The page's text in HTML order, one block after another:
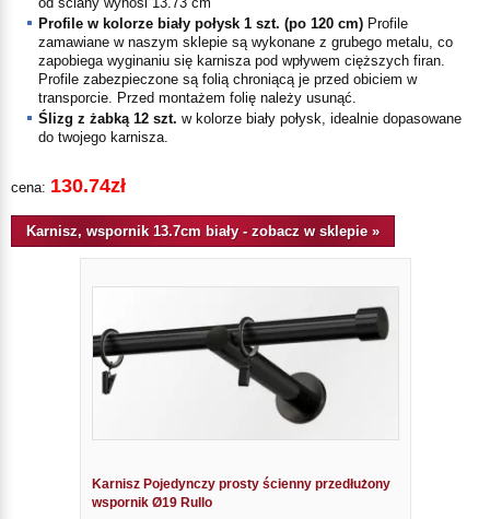
Profile w kolorze biały połysk 1 szt. (po 120 cm) Profile
zamawiane w naszym sklepie są wykonane z grubego metalu, co
zapobiega wyginaniu się karnisza pod wpływem cięższych firan.
Profile zabezpieczone są folią chroniącą je przed obiciem w
transporcie. Przed montażem folię należy usunąć.
Ślizg z żabką 12 szt. w kolorze biały połysk, idealnie dopasowane
do twojego karnisza.
cena: 130.74zł
Karnisz, wspornik 13.7cm biały - zobacz w sklepie »
Karnisz Pojedynczy prosty ścienny przedłużony
wspornik Ø19 Rullo